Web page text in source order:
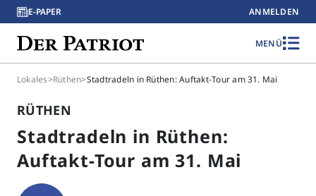
E-PAPER ANMELDEN
MENÜ
Lokales>Rüthen>Stadtradeln in Rüthen: Auftakt-Tour am 31. Mai
RÜTHEN
Stadtradeln in Rüthen:
Auftakt-Tour am 31. Mai